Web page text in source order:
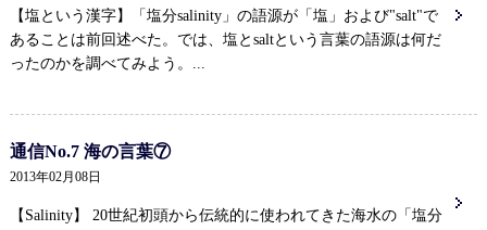
【塩という漢字】「塩分salinity」の語源が「塩」および"salt"で
あることは前回述べた。では、塩とsaltという言葉の語源は何だ
ったのかを調べてみよう。...
通信No.7 海の言葉⑦
2013年02月08日
【Salinity】 20世紀初頭から伝統的に使われてきた海水の「塩分